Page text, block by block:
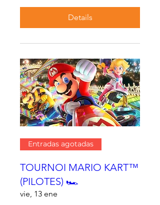
Details
Entradas agotadas
TOURNOI MARIO KART™
(PILOTES) 🏎
vie, 13 ene